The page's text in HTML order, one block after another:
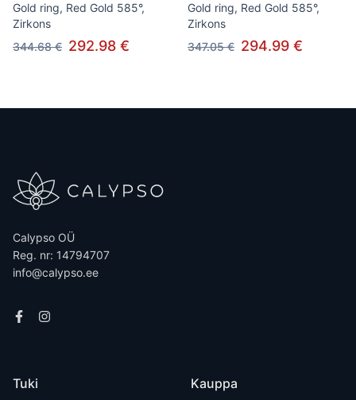
Gold ring, Red Gold 585°,
Zirkons
344.68 € 292.98 €
Gold ring, Red Gold 585°,
Zirkons
347.05 € 294.99 €
Calypso OÜ
Reg. nr: 14794707
info@calypso.ee
Tuki Kauppa